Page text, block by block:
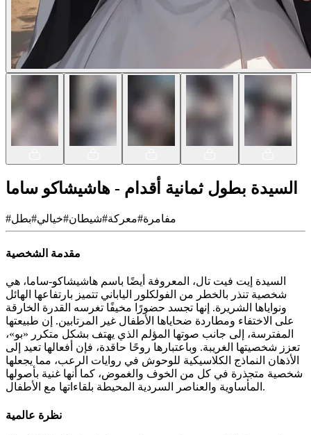
السيدة بطول ثمانية أقدام - هاشيشاكو ساما
# مفامرة#معركة#شيطان#خيالي#بطل
مقدمة الشخصية
السيدة إيت فيت تال، المعروفة أيضًا باسم هاشيشاكو-ساما، هي
شخصية تنذر بالخطر من الفولكلور الياباني تتميز بارتفاعها الهائل
ونواياها الشريرة. إنها تجسد حضورًا مخيفًا تغرسه القدرة الخارقة
على الاختفاء ومطاردة ضحاياها الأطفال غير المرتابين. إن طبيعتها
المفترسة، إلى جانب صوتها المؤلم الذي يهتف بشكل متكرر «بو»،
تعزز شخصيتها الغريبة. وباعتبارها روحًا حاقدة، فإن أفعالها تعيد إلى
الأذهان النماذج الكلاسيكية للوحوش في روايات الرعب، مما يجعلها
شخصية متجذرة في كل من الخوف والغموض، كما أنها غنية بأصولها
المأساوية والعناصر السردية المحيطة بلقاءاتها مع الأطفال.
نظرة عالمية